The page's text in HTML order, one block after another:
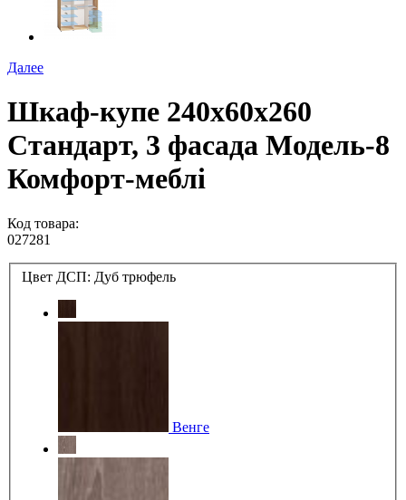
Далее
Шкаф-купе 240х60х260
Стандарт, 3 фасада Модель-8
Комфорт-меблі
Код товара:
027281
Цвет ДСП: Дуб трюфель
Венге